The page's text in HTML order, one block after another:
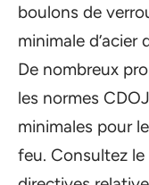
boulons de
minimale d’acier
De nombreux
les normes
minimales pour
feu. Consultez